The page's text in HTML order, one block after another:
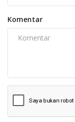
Komentar